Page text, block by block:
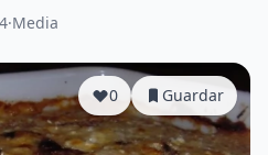
·Media
0 Guardar